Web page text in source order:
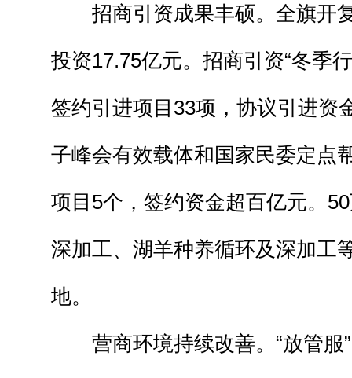
招商引资成果丰硕。全旗开
投资17.75亿元。招商引资“冬季
签约引进项目33项，协议引进资
子峰会有效载体和国家民委定点
项目5个，签约资金超百亿元。
深加工、湖羊种养循环及深加工
地。
营商环境持续改善。“放管服”